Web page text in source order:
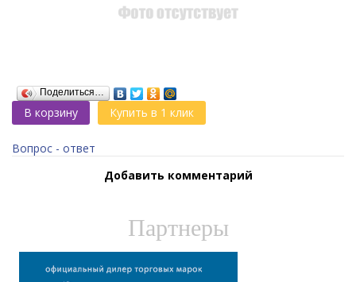
Поделиться…
В корзину Купить в 1 клик
Вопрос - ответ
Добавить комментарий
Партнеры